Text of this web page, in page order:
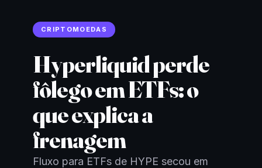
CRIPTOMOEDAS
Hyperliquid perde
fôlego em ETFs: o
que explica a
frenagem
Fluxo para ETFs de HYPE secou em